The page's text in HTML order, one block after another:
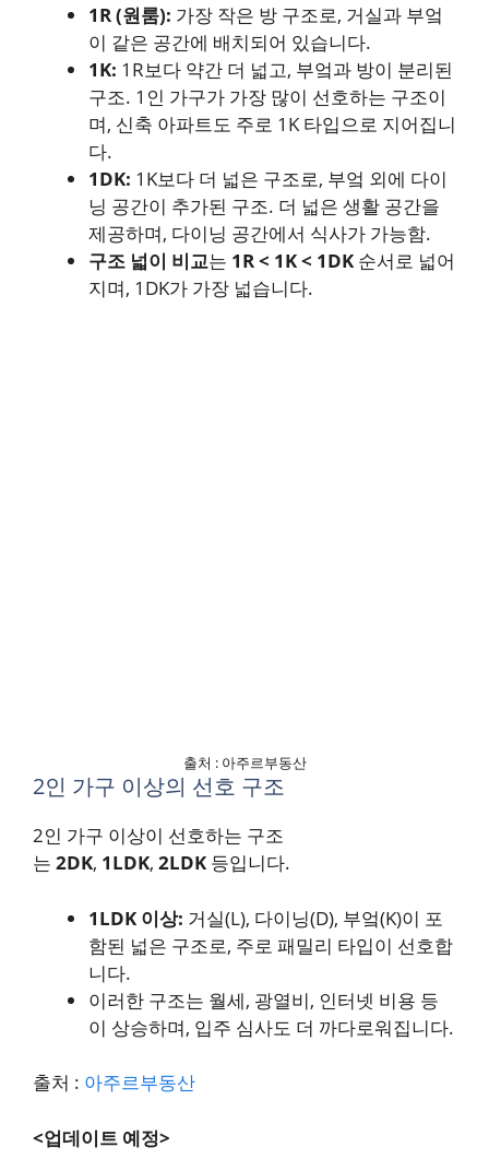
1R (원룸): 가장 작은 방 구조로, 거실과 부엌
이 같은 공간에 배치되어 있습니다.
1K: 1R보다 약간 더 넓고, 부엌과 방이 분리된
구조. 1인 가구가 가장 많이 선호하는 구조이
며, 신축 아파트도 주로 1K 타입으로 지어집니
다.
1DK: 1K보다 더 넓은 구조로, 부엌 외에 다이
닝 공간이 추가된 구조. 더 넓은 생활 공간을
제공하며, 다이닝 공간에서 식사가 가능함.
구조 넓이 비교는 1R < 1K < 1DK 순서로 넓어
지며, 1DK가 가장 넓습니다.
출처 : 아주르부동산
2인 가구 이상의 선호 구조
2인 가구 이상이 선호하는 구조
는 2DK, 1LDK, 2LDK 등입니다.
1LDK 이상: 거실(L), 다이닝(D), 부엌(K)이 포
함된 넓은 구조로, 주로 패밀리 타입이 선호합
니다.
이러한 구조는 월세, 광열비, 인터넷 비용 등
이 상승하며, 입주 심사도 더 까다로워집니다.
출처 : 아주르부동산
<업데이트 예정>